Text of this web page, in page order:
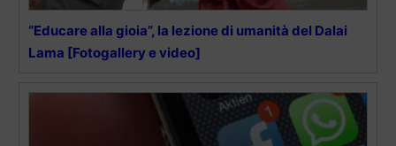
“Educare alla gioia”, la lezione di umanità del Dalai
Lama [Fotogallery e video]